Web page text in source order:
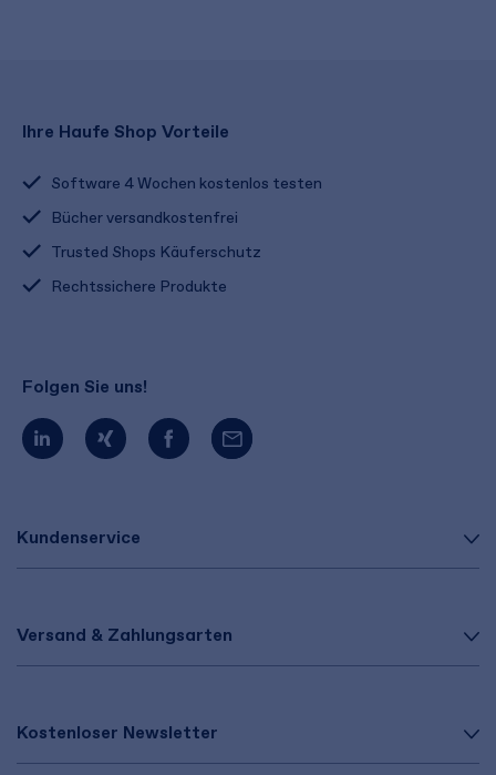
Kundenservice
Versand & Zahlungsarten
Kostenloser Newsletter
Ihre Haufe Shop Vorteile
Software 4 Wochen kostenlos testen
Bücher versandkostenfrei
Trusted Shops Käuferschutz
Rechtssichere Produkte
Folgen Sie uns!